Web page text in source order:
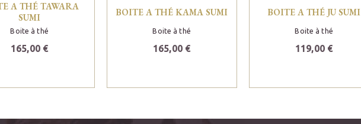
A THÉ TAWARA
SUMI
Boite à thé
165,00 €
BOITE A THÉ KAMA SUMI
Boite à thé
165,00 €
BOITE A THÉ JU SUMI
Boite à thé
119,00 €